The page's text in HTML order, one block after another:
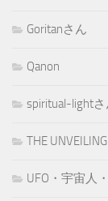
Goritanさん
Qanon
spiritual-light
THE
UFO・宇宙人